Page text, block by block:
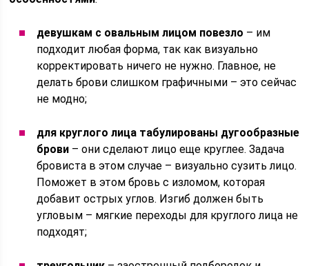
девушкам с овальным лицом повезло – им
подходит любая форма, так как визуально
корректировать ничего не нужно. Главное, не
делать брови слишком графичными – это сейчас
не модно;
для круглого лица табулированы дугообразные
брови – они сделают лицо еще круглее. Задача
бровиста в этом случае – визуально сузить лицо.
Поможет в этом бровь с изломом, которая
добавит острых углов. Изгиб должен быть
угловым – мягкие переходы для круглого лица не
подходят;